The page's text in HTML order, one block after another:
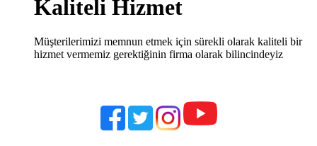
Kaliteli Hizmet
Müşterilerimizi memnun etmek için sürekli olarak kaliteli bir
hizmet vermemiz gerektiğinin firma olarak bilincindeyiz